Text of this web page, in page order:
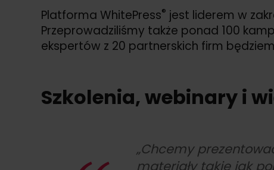
Platforma WhitePress® jest liderem w
Przeprowadziliśmy także ponad 100
ekspertów z 20 partnerskich firm
Szkolenia, webinary i
„Chcemy
materiały takie jak